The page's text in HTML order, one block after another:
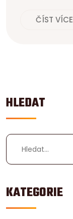
HLEDAT
KATEGORIE
jaké techniky
ČÍST VÍCE